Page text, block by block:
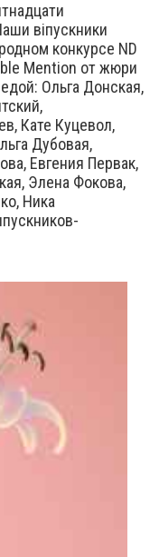
віпускники
конкурсе ND
Mention от жюри
Ольга Донская,
Кате Куцевол,
Дубовая,
Евгения Первак,
Элена Фокова,
Ника